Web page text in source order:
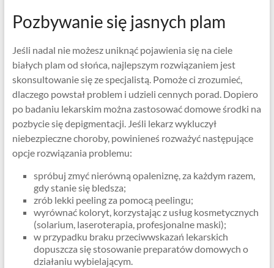
Pozbywanie się jasnych plam
Jeśli nadal nie możesz uniknąć pojawienia się na ciele
białych plam od słońca, najlepszym rozwiązaniem jest
skonsultowanie się ze specjalistą. Pomoże ci zrozumieć,
dlaczego powstał problem i udzieli cennych porad. Dopiero
po badaniu lekarskim można zastosować domowe środki na
pozbycie się depigmentacji. Jeśli lekarz wykluczył
niebezpieczne choroby, powinieneś rozważyć następujące
opcje rozwiązania problemu:
spróbuj zmyć nierówną opaleniznę, za każdym razem,
gdy stanie się bledsza;
zrób lekki peeling za pomocą peelingu;
wyrównać koloryt, korzystając z usług kosmetycznych
(solarium, laseroterapia, profesjonalne maski);
w przypadku braku przeciwwskazań lekarskich
dopuszcza się stosowanie preparatów domowych o
działaniu wybielającym.